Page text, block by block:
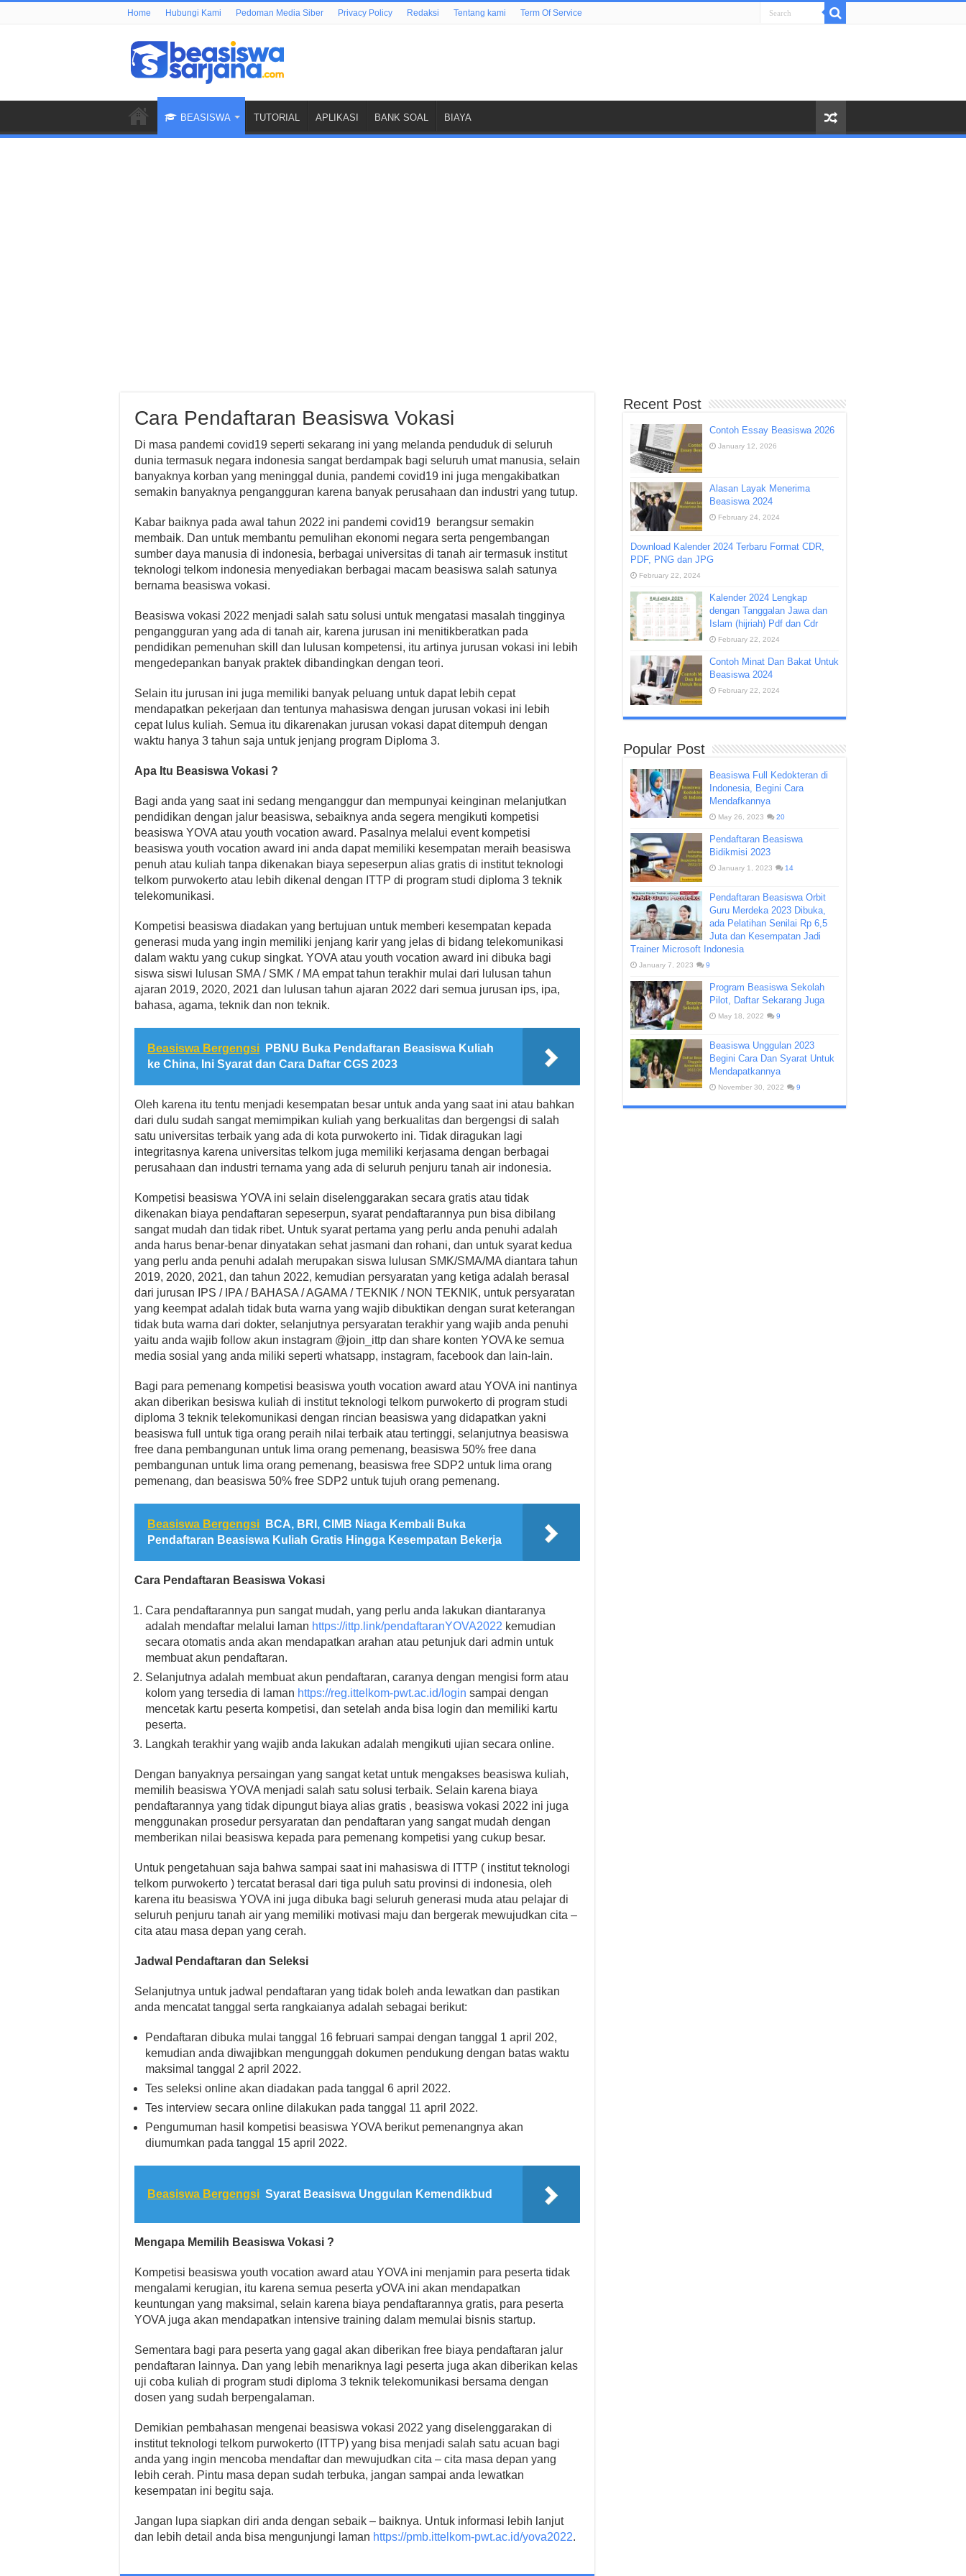
Home Hubungi Kami Pedoman Media Siber Privacy Policy Redaksi Tentang kami Term Of Service
BEASISWA TUTORIAL APLIKASI BANK SOAL BIAYA
Cara Pendaftaran Beasiswa Vokasi
Di masa pandemi covid19 seperti sekarang ini yang melanda penduduk di seluruh
dunia termasuk negara indonesia sangat berdampak bagi seluruh umat manusia, selain
banyaknya korban yang meninggal dunia, pandemi covid19 ini juga mengakibatkan
semakin banyaknya pengangguran karena banyak perusahaan dan industri yang tutup.
Kabar baiknya pada awal tahun 2022 ini pandemi covid19 berangsur semakin
membaik. Dan untuk membantu pemulihan ekonomi negara serta pengembangan
sumber daya manusia di indonesia, berbagai universitas di tanah air termasuk institut
teknologi telkom indonesia menyediakan berbagai macam beasiswa salah satunya
bernama beasiswa vokasi.
Beasiswa vokasi 2022 menjadi salah satu solusi untuk mengatasi masalah tingginya
pengangguran yang ada di tanah air, karena jurusan ini menitikberatkan pada
pendidikan pemenuhan skill dan lulusan kompetensi, itu artinya jurusan vokasi ini lebih
mengedepankan banyak praktek dibandingkan dengan teori.
Selain itu jurusan ini juga memiliki banyak peluang untuk dapat lebih cepat
mendapatkan pekerjaan dan tentunya mahasiswa dengan jurusan vokasi ini lebih
cepat lulus kuliah. Semua itu dikarenakan jurusan vokasi dapat ditempuh dengan
waktu hanya 3 tahun saja untuk jenjang program Diploma 3.
Apa Itu Beasiswa Vokasi ?
Bagi anda yang saat ini sedang menganggur dan mempunyai keinginan melanjutkan
pendidikan dengan jalur beasiswa, sebaiknya anda segera mengikuti kompetisi
beasiswa YOVA atau youth vocation award. Pasalnya melalui event kompetisi
beasiswa youth vocation award ini anda dapat memiliki kesempatan meraih beasiswa
penuh atau kuliah tanpa dikenakan biaya sepeserpun alias gratis di institut teknologi
telkom purwokerto atau lebih dikenal dengan ITTP di program studi diploma 3 teknik
telekomunikasi.
Kompetisi beasiswa diadakan yang bertujuan untuk memberi kesempatan kepada
generasi muda yang ingin memiliki jenjang karir yang jelas di bidang telekomunikasi
dalam waktu yang cukup singkat. YOVA atau youth vocation award ini dibuka bagi
siswa siswi lulusan SMA / SMK / MA empat tahun terakhir mulai dari lulusan tahun
ajaran 2019, 2020, 2021 dan lulusan tahun ajaran 2022 dari semua jurusan ips, ipa,
bahasa, agama, teknik dan non teknik.
Beasiswa Bergengsi
PBNU Buka Pendaftaran Beasiswa Kuliah
ke China, Ini Syarat dan Cara Daftar CGS 2023
Oleh karena itu tentu menjadi kesempatan besar untuk anda yang saat ini atau bahkan
dari dulu sudah sangat memimpikan kuliah yang berkualitas dan bergengsi di salah
satu universitas terbaik yang ada di kota purwokerto ini. Tidak diragukan lagi
integritasnya karena universitas telkom juga memiliki kerjasama dengan berbagai
perusahaan dan industri ternama yang ada di seluruh penjuru tanah air indonesia.
Kompetisi beasiswa YOVA ini selain diselenggarakan secara gratis atau tidak
dikenakan biaya pendaftaran sepeserpun, syarat pendaftarannya pun bisa dibilang
sangat mudah dan tidak ribet. Untuk syarat pertama yang perlu anda penuhi adalah
anda harus benar-benar dinyatakan sehat jasmani dan rohani, dan untuk syarat kedua
yang perlu anda penuhi adalah merupakan siswa lulusan SMK/SMA/MA diantara tahun
2019, 2020, 2021, dan tahun 2022, kemudian persyaratan yang ketiga adalah berasal
dari jurusan IPS / IPA / BAHASA / AGAMA / TEKNIK / NON TEKNIK, untuk persyaratan
yang keempat adalah tidak buta warna yang wajib dibuktikan dengan surat keterangan
tidak buta warna dari dokter, selanjutnya persyaratan terakhir yang wajib anda penuhi
yaitu anda wajib follow akun instagram @join_ittp dan share konten YOVA ke semua
media sosial yang anda miliki seperti whatsapp, instagram, facebook dan lain-lain.
Bagi para pemenang kompetisi beasiswa youth vocation award atau YOVA ini nantinya
akan diberikan besiswa kuliah di institut teknologi telkom purwokerto di program studi
diploma 3 teknik telekomunikasi dengan rincian beasiswa yang didapatkan yakni
beasiswa full untuk tiga orang peraih nilai terbaik atau tertinggi, selanjutnya beasiswa
free dana pembangunan untuk lima orang pemenang, beasiswa 50% free dana
pembangunan untuk lima orang pemenang, beasiswa free SDP2 untuk lima orang
pemenang, dan beasiswa 50% free SDP2 untuk tujuh orang pemenang.
Beasiswa Bergengsi
BCA, BRI, CIMB Niaga Kembali Buka
Pendaftaran Beasiswa Kuliah Gratis Hingga Kesempatan Bekerja
Cara Pendaftaran Beasiswa Vokasi
Cara pendaftarannya pun sangat mudah, yang perlu anda lakukan diantaranya
adalah mendaftar melalui laman https://ittp.link/pendaftaranYOVA2022 kemudian
secara otomatis anda akan mendapatkan arahan atau petunjuk dari admin untuk
membuat akun pendaftaran.
Selanjutnya adalah membuat akun pendaftaran, caranya dengan mengisi form atau
kolom yang tersedia di laman https://reg.ittelkom-pwt.ac.id/login sampai dengan
mencetak kartu peserta kompetisi, dan setelah anda bisa login dan memiliki kartu
peserta.
Langkah terakhir yang wajib anda lakukan adalah mengikuti ujian secara online.
Dengan banyaknya persaingan yang sangat ketat untuk mengakses beasiswa kuliah,
memilih beasiswa YOVA menjadi salah satu solusi terbaik. Selain karena biaya
pendaftarannya yang tidak dipungut biaya alias gratis , beasiswa vokasi 2022 ini juga
menggunakan prosedur persyaratan dan pendaftaran yang sangat mudah dengan
memberikan nilai beasiswa kepada para pemenang kompetisi yang cukup besar.
Untuk pengetahuan saja bahwa sampai saat ini mahasiswa di ITTP ( institut teknologi
telkom purwokerto ) tercatat berasal dari tiga puluh satu provinsi di indonesia, oleh
karena itu beasiswa YOVA ini juga dibuka bagi seluruh generasi muda atau pelajar di
seluruh penjuru tanah air yang memiliki motivasi maju dan bergerak mewujudkan cita –
cita atau masa depan yang cerah.
Jadwal Pendaftaran dan Seleksi
Selanjutnya untuk jadwal pendaftaran yang tidak boleh anda lewatkan dan pastikan
anda mencatat tanggal serta rangkaianya adalah sebagai berikut:
Pendaftaran dibuka mulai tanggal 16 februari sampai dengan tanggal 1 april 202,
kemudian anda diwajibkan mengunggah dokumen pendukung dengan batas waktu
maksimal tanggal 2 april 2022.
Tes seleksi online akan diadakan pada tanggal 6 april 2022.
Tes interview secara online dilakukan pada tanggal 11 april 2022.
Pengumuman hasil kompetisi beasiswa YOVA berikut pemenangnya akan
diumumkan pada tanggal 15 april 2022.
Beasiswa Bergengsi Syarat Beasiswa Unggulan Kemendikbud
Mengapa Memilih Beasiswa Vokasi ?
Kompetisi beasiswa youth vocation award atau YOVA ini menjamin para peserta tidak
mengalami kerugian, itu karena semua peserta yOVA ini akan mendapatkan
keuntungan yang maksimal, selain karena biaya pendaftarannya gratis, para peserta
YOVA juga akan mendapatkan intensive training dalam memulai bisnis startup.
Sementara bagi para peserta yang gagal akan diberikan free biaya pendaftaran jalur
pendaftaran lainnya. Dan yang lebih menariknya lagi peserta juga akan diberikan kelas
uji coba kuliah di program studi diploma 3 teknik telekomunikasi bersama dengan
dosen yang sudah berpengalaman.
Demikian pembahasan mengenai beasiswa vokasi 2022 yang diselenggarakan di
institut teknologi telkom purwokerto (ITTP) yang bisa menjadi salah satu acuan bagi
anda yang ingin mencoba mendaftar dan mewujudkan cita – cita masa depan yang
lebih cerah. Pintu masa depan sudah terbuka, jangan sampai anda lewatkan
kesempatan ini begitu saja.
Jangan lupa siapkan diri anda dengan sebaik – baiknya. Untuk informasi lebih lanjut
dan lebih detail anda bisa mengunjungi laman https://pmb.ittelkom-pwt.ac.id/yova2022.
Recent Post
Contoh Essay Beasiswa 2026
January 12, 2026
Alasan Layak Menerima
Beasiswa 2024
February 24, 2024
Download Kalender 2024 Terbaru Format CDR,
PDF, PNG dan JPG
February 22, 2024
Kalender 2024 Lengkap
dengan Tanggalan Jawa dan
Islam (hijriah) Pdf dan Cdr
February 22, 2024
Contoh Minat Dan Bakat Untuk
Beasiswa 2024
February 22, 2024
Popular Post
Beasiswa Full Kedokteran di
Indonesia, Begini Cara
Mendafkannya
May 26, 2023 20
Pendaftaran Beasiswa
Bidikmisi 2023
January 1, 2023 14
Pendaftaran Beasiswa Orbit
Guru Merdeka 2023 Dibuka,
ada Pelatihan Senilai Rp 6,5
Juta dan Kesempatan Jadi
Trainer Microsoft Indonesia
January 7, 2023 9
Program Beasiswa Sekolah
Pilot, Daftar Sekarang Juga
May 18, 2022 9
Beasiswa Unggulan 2023
Begini Cara Dan Syarat Untuk
Mendapatkannya
November 30, 2022 9